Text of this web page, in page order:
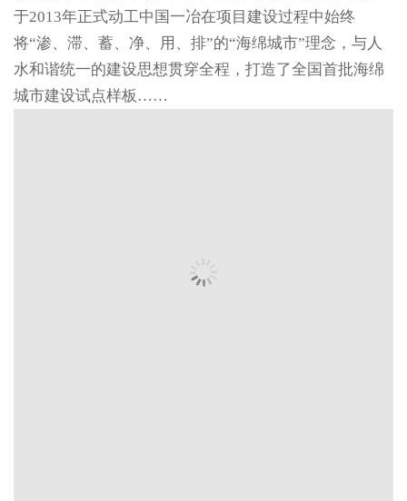
于2013年正式动工中国一冶在项目建设过程中始终
将“渗、滞、蓄、净、用、排”的“海绵城市”理念，与人
水和谐统一的建设思想贯穿全程，打造了全国首批海绵
城市建设试点样板……